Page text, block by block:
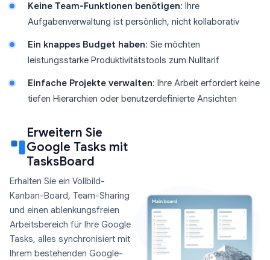
Keine Team-Funktionen benötigen: Ihre
Aufgabenverwaltung ist persönlich, nicht kollaborativ
Ein knappes Budget haben: Sie möchten
leistungsstarke Produktivitätstools zum Nulltarif
Einfache Projekte verwalten: Ihre Arbeit erfordert keine
tiefen Hierarchien oder benutzerdefinierte Ansichten
Erweitern Sie
Google Tasks mit
TasksBoard
Erhalten Sie ein Vollbild-
Kanban-Board, Team-Sharing
und einen ablenkungsfreien
Arbeitsbereich für Ihre Google
Tasks, alles synchronisiert mit
Ihrem bestehenden Google-